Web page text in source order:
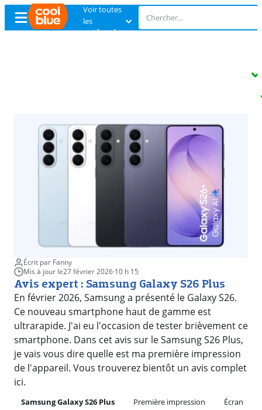
Voir toutes
les
catégories
Écrit par Fanny
Mis à jour le27 février 2026·10 h 15
Avis expert : Samsung Galaxy S26 Plus
En février 2026, Samsung a présenté le Galaxy S26.
Ce nouveau smartphone haut de gamme est
ultrarapide. J'ai eu l'occasion de tester brièvement ce
smartphone. Dans cet avis sur le Samsung S26 Plus,
je vais vous dire quelle est ma première impression
de l'appareil. Vous trouverez bientôt un avis complet
ici.
Samsung Galaxy S26 Plus Première impression Écran